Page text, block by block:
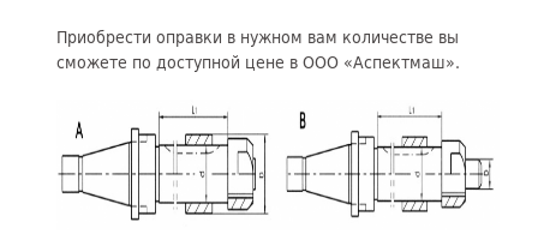
Приобрести оправки в нужном вам количестве вы
сможете по доступной цене в ООО «Аспектмаш».